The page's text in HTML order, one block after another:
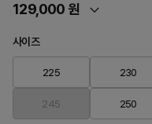
129,000 원
사이즈
225 230
245 250